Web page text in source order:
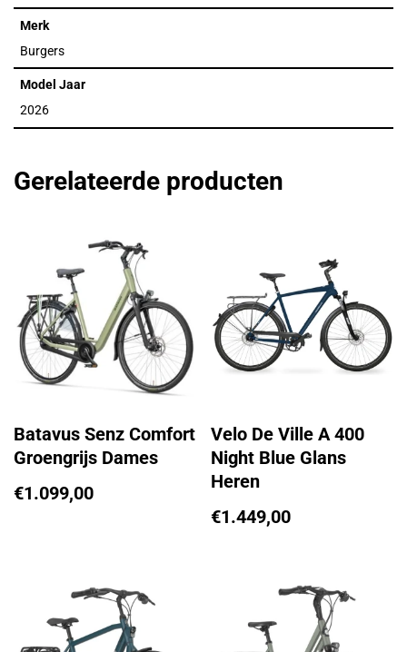
Merk
Burgers
Model Jaar
2026
Gerelateerde producten
Batavus Senz Comfort
Groengrijs Dames
€1.099,00
Velo De Ville A 400
Night Blue Glans
Heren
€1.449,00